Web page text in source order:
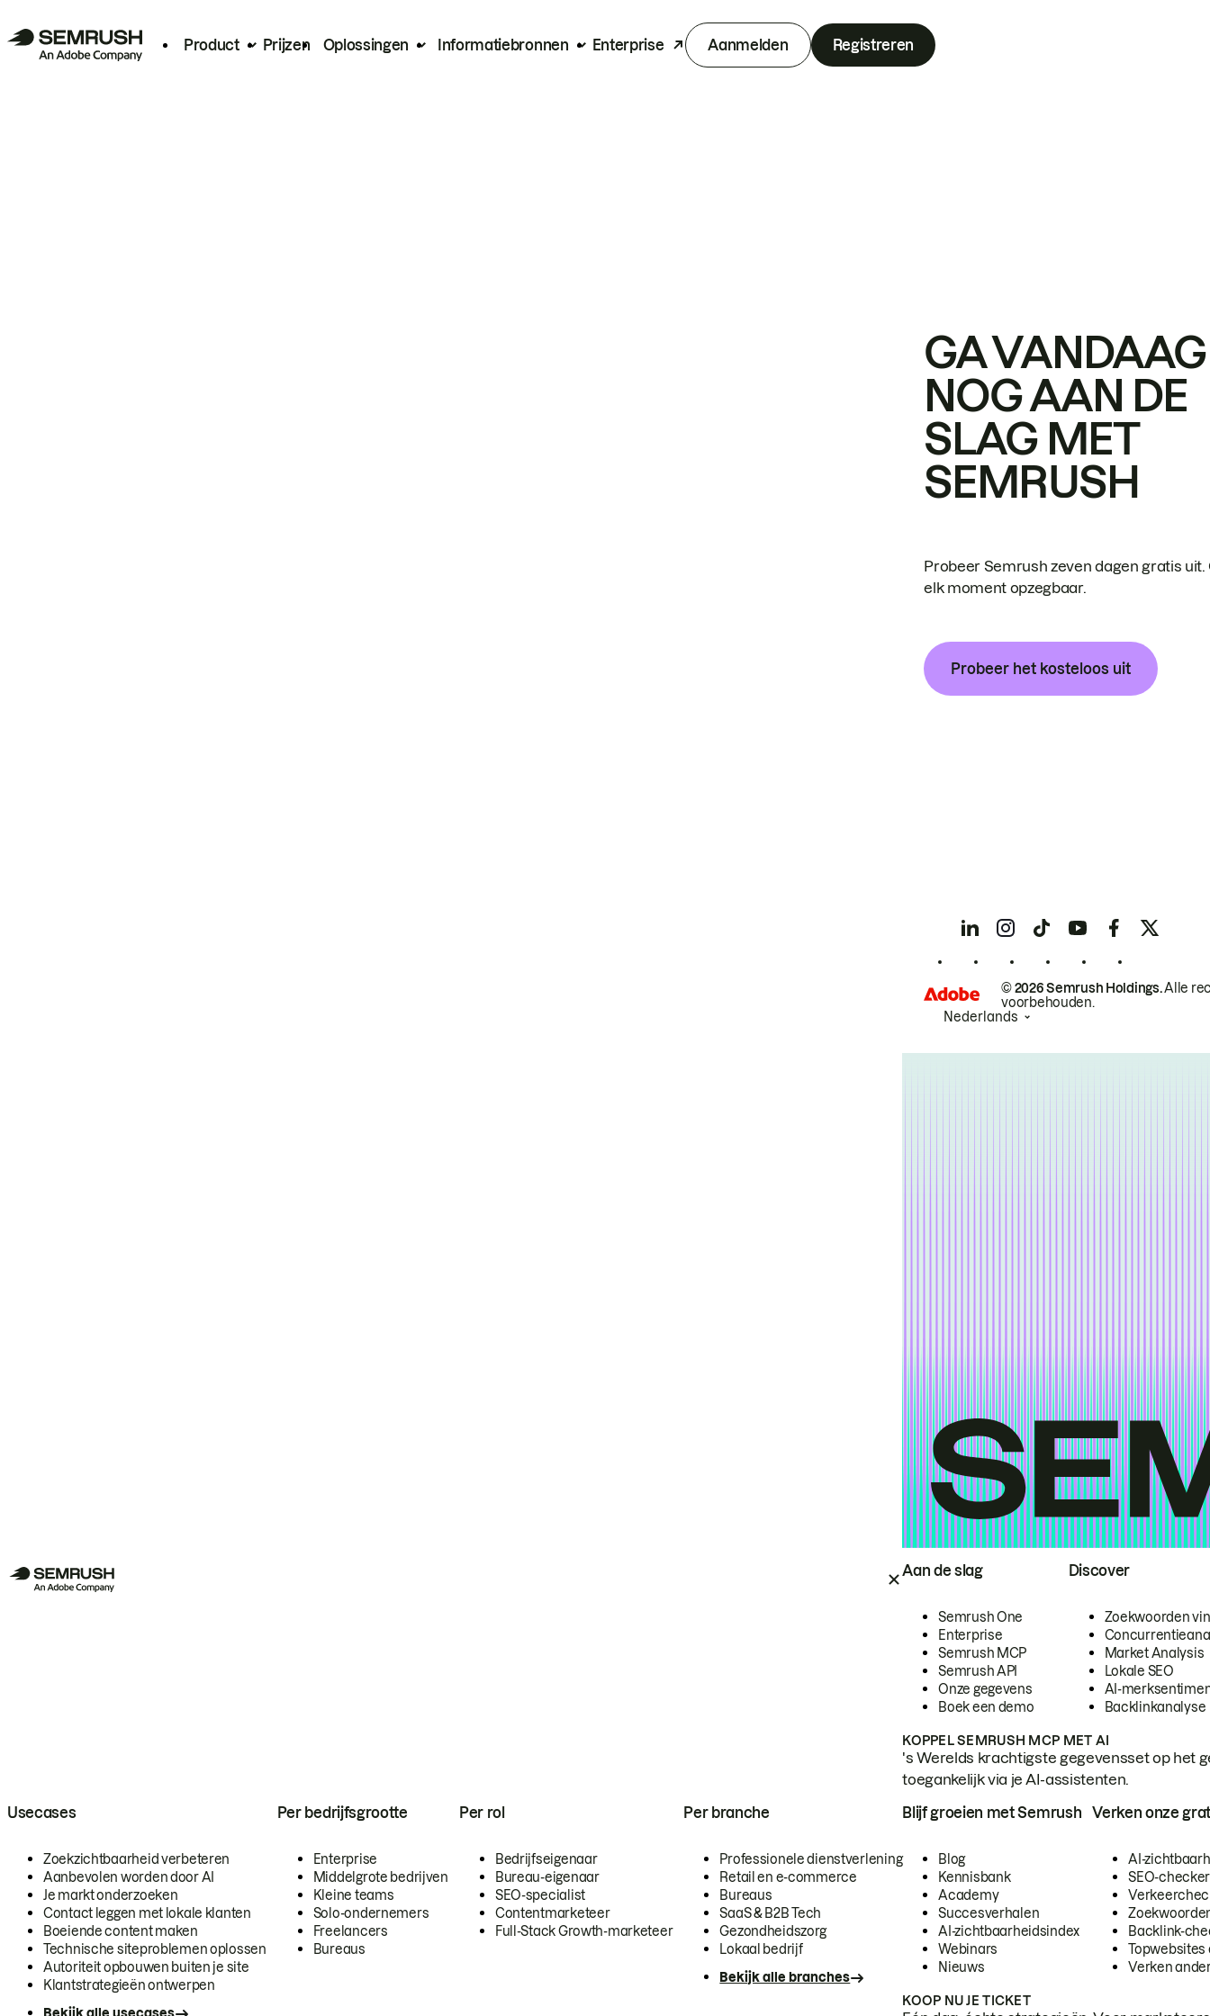
Product Prijzen Oplossingen Informatiebronnen Enterprise Aanmelden Registreren
Aan de slag
Semrush One
Enterprise
Semrush MCP
Semrush API
Onze gegevens
Boek een demo
Discover
Zoekwoorden
Market Analysis
Lokale SEO
AI-
Backlinkanalyse
KOPPEL SEMRUSH MCP MET AI
's Werelds krachtigste gegevensset op het
toegankelijk via je AI-assistenten.
Usecases
Zoekzichtbaarheid verbeteren
Aanbevolen worden door AI
Je markt onderzoeken
Contact leggen met lokale klanten
Boeiende content maken
Technische siteproblemen oplossen
Autoriteit opbouwen buiten je site
Klantstrategieën ontwerpen
Per bedrijfsgrootte
Enterprise
Middelgrote bedrijven
Kleine teams
Solo-ondernemers
Freelancers
Bureaus
Per rol
Bedrijfseigenaar
Bureau-eigenaar
SEO-specialist
Contentmarketeer
Full-Stack Growth-marketeer
Per branche
Professionele dienstverlening
Retail en e-commerce
Bureaus
SaaS & B2B Tech
Gezondheidszorg
Lokaal bedrijf
Bekijk alle branches
Blijf groeien met Semrush
Blog
Kennisbank
Academy
Succesverhalen
AI-zichtbaarheidsindex
Webinars
Nieuws
Verken onze
AI-
SEO-checker
Backlink-
Topwebsites
Verken
KOOP NU JE TICKET
GA VANDAAG
NOG AAN DE
SLAG MET
SEMRUSH
Probeer Semrush zeven dagen gratis uit.
elk moment opzegbaar.
Probeer het kosteloos uit
© 2026 Semrush Holdings.Alle
voorbehouden.
Nederlands